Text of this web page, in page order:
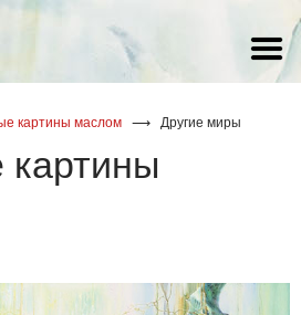
о
картины маслом ⟶ Другие миры